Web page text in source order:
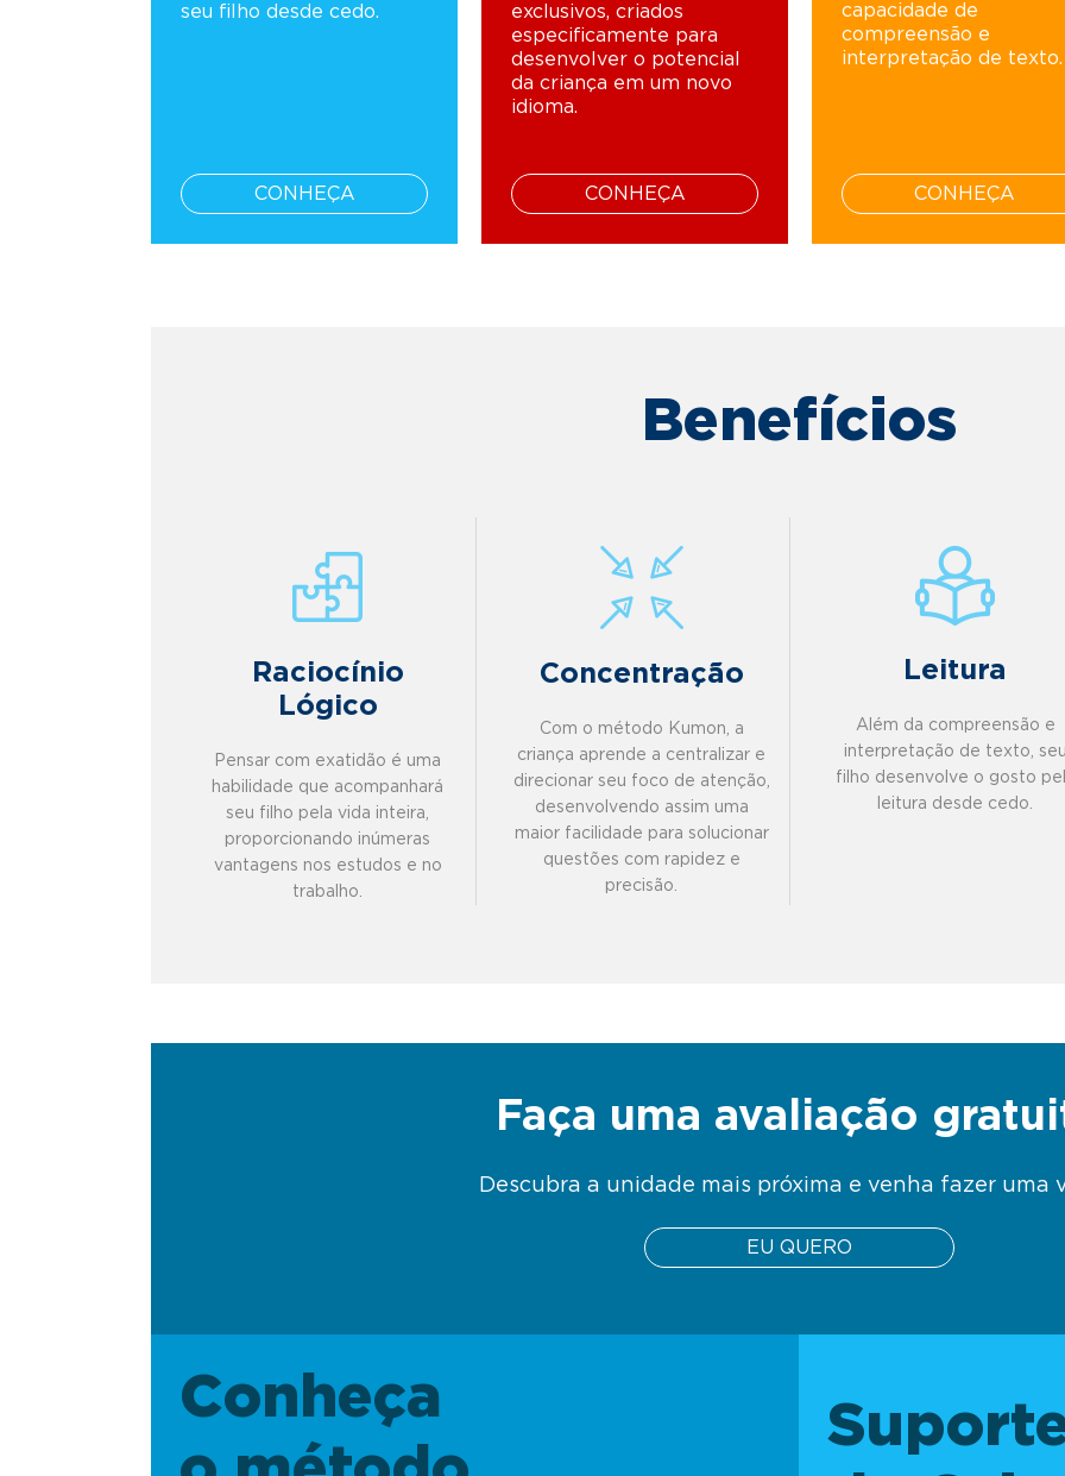
seu filho desde cedo.
CONHEÇA
exclusivos, criados
especificamente para
desenvolver o potencial
da criança em um novo
idioma.
CONHEÇA
capacidade de
compreensão e
interpretação de texto.
CONHEÇA
Benefícios
Raciocínio
Lógico
Pensar com exatidão é uma
habilidade que acompanhará
seu filho pela vida inteira,
proporcionando inúmeras
vantagens nos estudos e no
trabalho.
Concentração
Com o método Kumon, a
criança aprende a centralizar e
direcionar seu foco de atenção,
desenvolvendo assim uma
maior facilidade para solucionar
questões com rapidez e
precisão.
Leitura
Além da compreensão e
interpretação de texto, seu
filho desenvolve o gosto
leitura desde cedo.
Faça uma avaliação
Descubra a unidade mais próxima e venha fazer uma
EU QUERO
Conheça